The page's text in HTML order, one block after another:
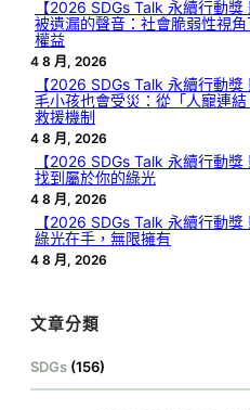
【2026 SDGs Talk 永續行動獎
被遺漏的聲音：社會脆弱性視
權益
4 8 月, 2026
【2026 SDGs Talk 永續行動獎
毛小孩也會受災：從「人寵連
救援機制
4 8 月, 2026
【2026 SDGs Talk 永續行動
找到屬於你的綠光
4 8 月, 2026
【2026 SDGs Talk 永續行動
綠光在手，無限擁有
4 8 月, 2026
文章分類
SDGs (156)